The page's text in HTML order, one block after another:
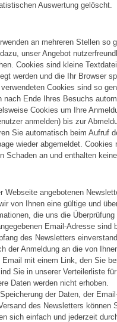
Auswertung gelöscht.
an mehreren Stellen so
unser Angebot
Cookies sind kleine
werden und die Ihr Browser
Cookies sind so
nach Ende Ihres Besuchs
Cookies um Ihre
anmelden) bis zur
Sie automatisch beim Aufruf
wieder abgemeldet. Cookies
Schaden an und enthalten
Webseite angebotenen
von Ihnen eine gültige und
die uns die
Email-Adresse sind
des Newsletters
der Anmeldung an die von
Email mit einem Link, den Sie
Sie in unserer Verteilerliste
Daten werden nicht erhoben.
der Daten, der
des Newsletters können
sich einfach und jederzeit